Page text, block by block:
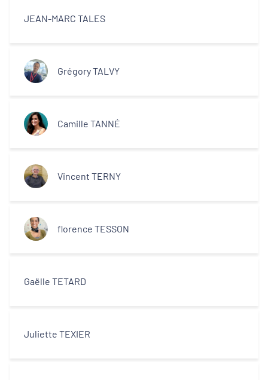
JEAN-MARC TALES
Grégory TALVY
Camille TANNÉ
Vincent TERNY
florence TESSON
Gaëlle TETARD
Juliette TEXIER